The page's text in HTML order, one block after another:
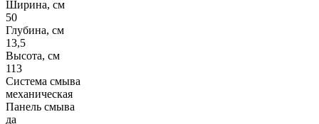
Ширина, см
50
Глубина, см
13,5
Высота, см
113
Система смыва
механическая
Панель смыва
да